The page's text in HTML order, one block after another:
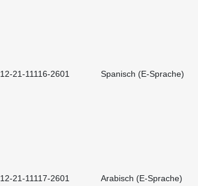
12-21-11116-2601 Spanisch (E-Sprache)
12-21-11117-2601 Arabisch (E-Sprache)